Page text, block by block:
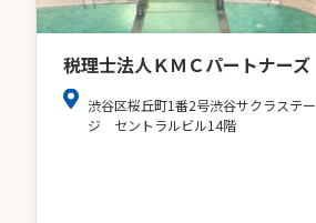
税理士法人ＫＭＣパートナーズ
渋谷区桜丘町1番2号渋谷サクラステー
ジ セントラルビル14階